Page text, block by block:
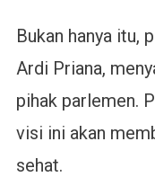
Bukan hanya itu,
Ardi Priana,
pihak parlemen.
visi ini akan
sehat.